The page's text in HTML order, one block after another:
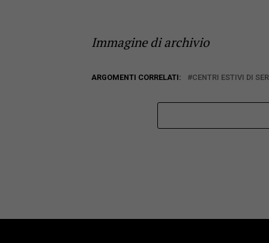
Immagine di archivio
ARGOMENTI CORRELATI: CENTRI ESTIVI DI